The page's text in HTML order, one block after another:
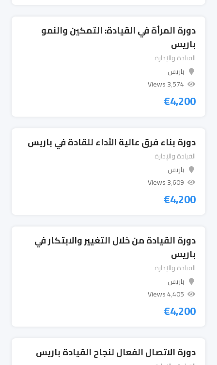
دورة المرأة في القيادة: التمكين والنمو
باريس
القيادة والإدارة
باريس
3٬574 Views
€4,200
دورة بناء فرق عالية الأداء للقادة في باريس
القيادة والإدارة
باريس
3٬609 Views
€4,200
دورة القيادة من خلال التغيير والابتكار في
باريس
القيادة والإدارة
باريس
4٬405 Views
€4,200
دورة الاتصال الفعال لنجاح القيادة باريس